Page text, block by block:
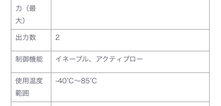
力（最
大）
出力数 2
制御機能 イネーブル、アクティブロー
使用温度
範囲
-40°C～85°C